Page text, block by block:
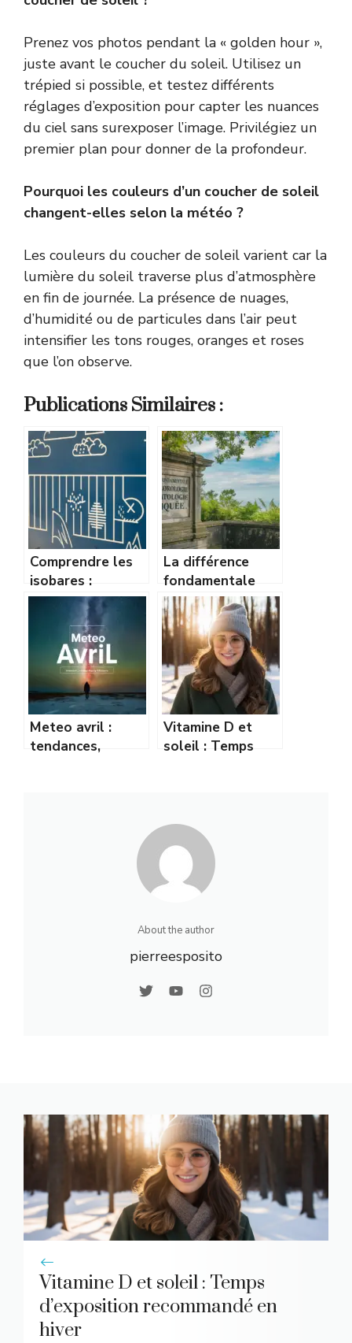
Prenez vos photos pendant la « golden hour »,
juste avant le coucher du soleil. Utilisez un
trépied si possible, et testez différents
réglages d’exposition pour capter les nuances
du ciel sans surexposer l’image. Privilégiez un
premier plan pour donner de la profondeur.
Pourquoi les couleurs d’un coucher de soleil
changent-elles selon la météo ?
Les couleurs du coucher de soleil varient car la
lumière du soleil traverse plus d’atmosphère
en fin de journée. La présence de nuages,
d’humidité ou de particules dans l’air peut
intensifier les tons rouges, oranges et roses
que l’on observe.
Publications Similaires :
Comprendre les
isobares :
comment lire une
carte de pression
comme un pro
La différence
fondamentale
entre
météorologie et
climatologie
expliquée
Meteo avril :
tendances,
Vitamine D et
soleil : Temps
About the author
pierreesposito
Vitamine D et soleil : Temps
d’exposition recommandé en
hiver